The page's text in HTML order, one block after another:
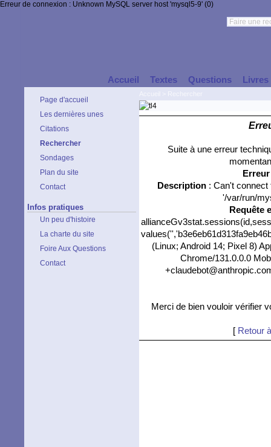
Erreur de connexion : Unknown MySQL server host 'mysql5-9' (0)
Accueil Textes Questions Livres
Page d'accueil
Les dernières unes
Citations
Rechercher
Sondages
Plan du site
Contact
Infos pratiques
Un peu d'histoire
La charte du site
Foire Aux Questions
Contact
Suite à une erreur
Description: Can't connect
'/var/run/
Requête
(Linux; Android 14; Pixel 8)
Chrome/131.0.0.0
Merci de bien vouloir vérifier
[ Retour